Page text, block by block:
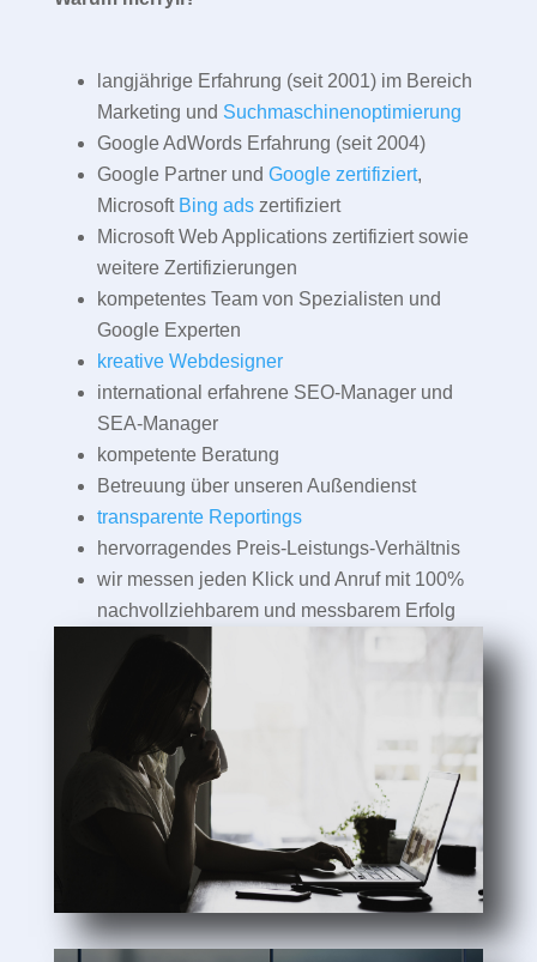
langjährige Erfahrung (seit 2001) im Bereich
Marketing und Suchmaschinenoptimierung
Google AdWords Erfahrung (seit 2004)
Google Partner und Google zertifiziert,
Microsoft Bing adszertifiziert
Microsoft Web Applications zertifiziert sowie
weitere Zertifizierungen
kompetentes Team von Spezialisten und
Google Experten
kreative Webdesigner
international erfahrene SEO-Manager und
SEA-Manager
kompetente Beratung
Betreuung über unseren Außendienst
transparente Reportings
hervorragendes Preis-Leistungs-Verhältnis
wir messen jeden Klick und Anruf mit 100%
nachvollziehbarem und messbarem Erfolg